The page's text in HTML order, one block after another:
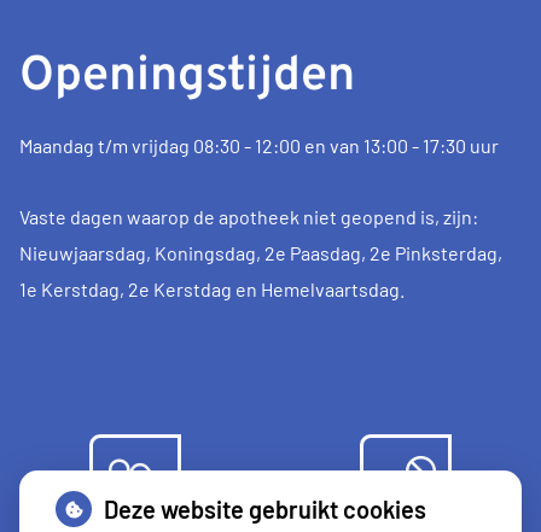
Openingstijden
Maandag t/m vrijdag 08:30 - 12:00 en van 13:00 - 17:30 uur
Vaste dagen waarop de apotheek niet geopend is, zijn:
Nieuwjaarsdag, Koningsdag, 2e Paasdag, 2e Pinksterdag,
1e Kerstdag, 2e Kerstdag en Hemelvaartsdag.
Deze website gebruikt cookies